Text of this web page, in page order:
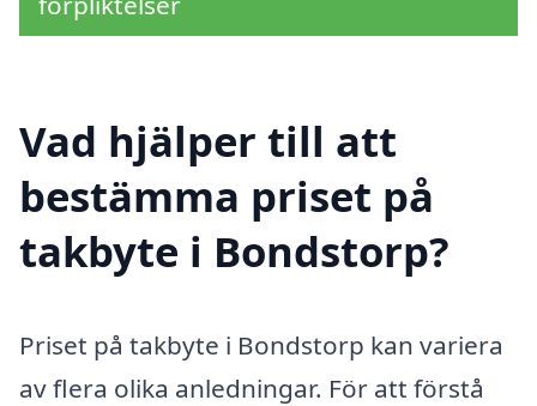
Vad hjälper till att
bestämma priset på
takbyte i Bondstorp?
Priset på takbyte i Bondstorp kan variera
av flera olika anledningar. För att förstå